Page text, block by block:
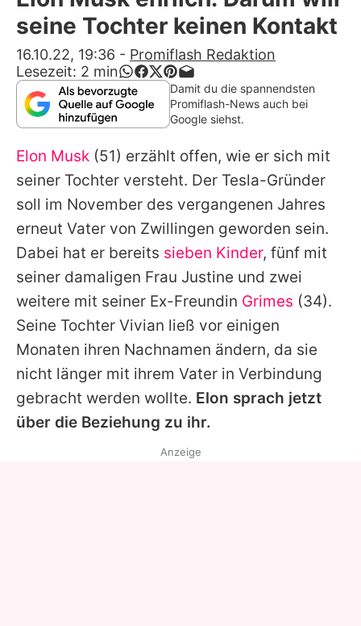
Alle Themen auf Promiflash
App runterladen
Team
Redaktionelle Richtlinien
Impressum
Datenschutzerklärung
Nutzungsbedingungen
Utiq verwalten
seine Tochter keinen Kontakt
16.10.22, 19:36 - Promiflash Redaktion
Lesezeit: 2 min
Damit du die spannendsten
Promiflash-News auch bei
Google siehst.
Elon Musk (51) erzählt offen, wie er sich mit
seiner Tochter versteht. Der Tesla-Gründer
soll im November des vergangenen Jahres
erneut Vater von Zwillingen geworden sein.
Dabei hat er bereits sieben Kinder, fünf mit
seiner damaligen Frau Justine und zwei
weitere mit seiner Ex-Freundin Grimes (34).
Seine Tochter Vivian ließ vor einigen
Monaten ihren Nachnamen ändern, da sie
nicht länger mit ihrem Vater in Verbindung
gebracht werden wollte. Elon sprach jetzt
über die Beziehung zu ihr.
Anzeige